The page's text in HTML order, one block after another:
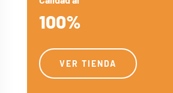
100%
VER TIENDA